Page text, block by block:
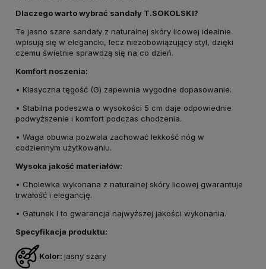
Dlaczego warto wybrać sandały T.SOKOLSKI?
Te jasno szare sandały z naturalnej skóry licowej idealnie
wpisują się w elegancki, lecz niezobowiązujący styl, dzięki
czemu świetnie sprawdzą się na co dzień.
Komfort noszenia:
• Klasyczna tęgość (G) zapewnia wygodne dopasowanie.
• Stabilna podeszwa o wysokości 5 cm daje odpowiednie
podwyższenie i komfort podczas chodzenia.
• Waga obuwia pozwala zachować lekkość nóg w
codziennym użytkowaniu.
Wysoka jakość materiałów:
• Cholewka wykonana z naturalnej skóry licowej gwarantuje
trwałość i elegancję.
• Gatunek I to gwarancja najwyższej jakości wykonania.
Specyfikacja produktu:
Kolor: jasny szary